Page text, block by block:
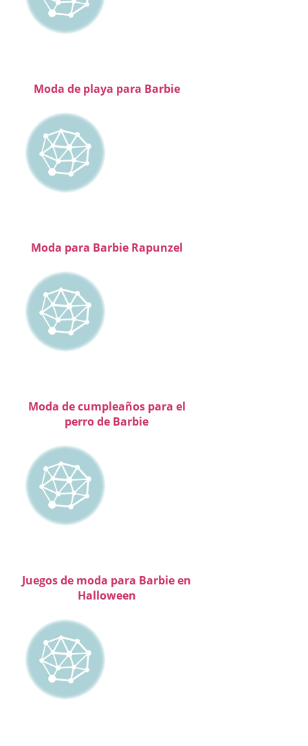
Moda de playa para Barbie
Moda para Barbie Rapunzel
Moda de cumpleaños para el
perro de Barbie
Juegos de moda para Barbie en
Halloween